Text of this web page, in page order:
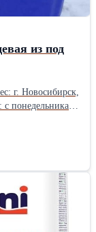
из под
суббота и